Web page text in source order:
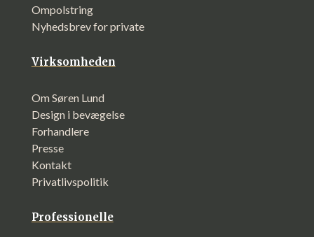
Ompolstring
Nyhedsbrev for private
Virksomheden
Om Søren Lund
Design i bevægelse
Forhandlere
Presse
Kontakt
Privatlivspolitik
Professionelle